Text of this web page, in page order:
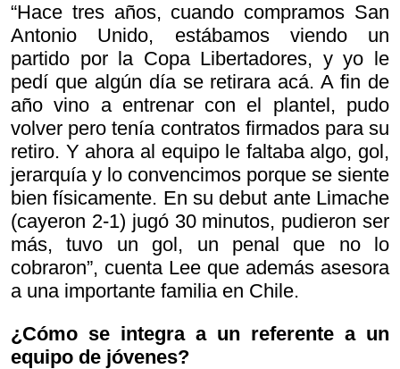
“Hace tres años, cuando compramos San
Antonio Unido, estábamos viendo un
partido por la Copa Libertadores, y yo le
pedí que algún día se retirara acá. A fin de
año vino a entrenar con el plantel, pudo
volver pero tenía contratos firmados para su
retiro. Y ahora al equipo le faltaba algo, gol,
jerarquía y lo convencimos porque se siente
bien físicamente. En su debut ante Limache
(cayeron 2-1) jugó 30 minutos, pudieron ser
más, tuvo un gol, un penal que no lo
cobraron”, cuenta Lee que además asesora
a una importante familia en Chile.
¿Cómo se integra a un referente a un
equipo de jóvenes?